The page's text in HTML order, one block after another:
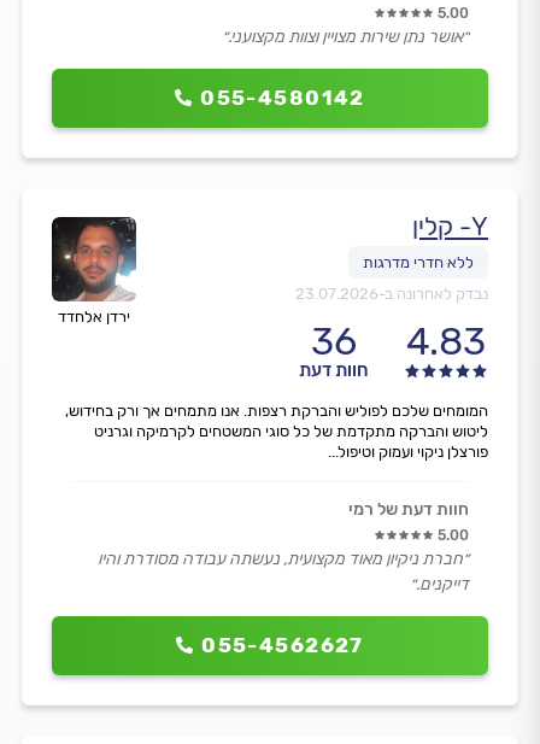
055-4580142
5.00
״אושר נתן שירות מצויין וצוות מקצועני.״
ירדן אלחדד
Y- קלין
נבדק לאחרונה ב-23.07.2026
4.83
36
חוות דעת
055-4562627
המומחים שלכם לפוליש והברקת רצפות. אנו מתמחים אך ורק בחידוש,
ליטוש והברקה מתקדמת של כל סוגי המשטחים לקרמיקה וגרניט
פורצלן ניקוי ועמוק וטיפול...
חוות דעת של רמי
5.00
״חברת ניקיון מאוד מקצועית, נעשתה עבודה מסודרת והיו
דייקנים.״